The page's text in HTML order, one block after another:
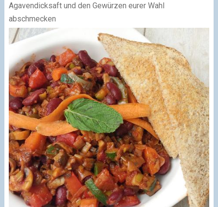
Agavendicksaft und den Gewürzen eurer Wahl
abschmecken